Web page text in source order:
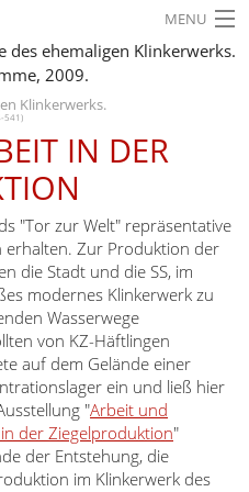
MENU
Leichte Sprache
Klinkerwerks.
541)
IN DER
"Tor zur Welt" repräsentative
erhalten. Zur Produktion der
die Stadt und die SS, im
modernes Klinkerwerk zu
Wasserwege
von KZ-Häftlingen
auf dem Gelände einer
ein und ließ hier
"Arbeit und
der Ziegelproduktion"
der Entstehung, die
im Klinkerwerk des